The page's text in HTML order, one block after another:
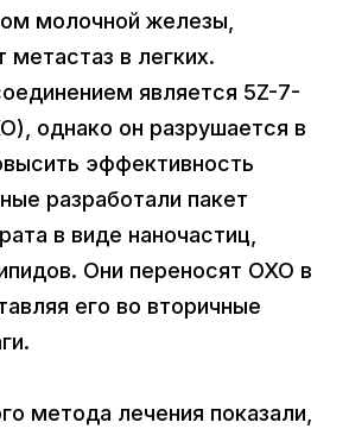
молочной железы,
в легких.
является 5Z-7-
однако он разрушается в
эффективность
разработали пакет
в виде наночастиц,
Они переносят OXO в
его во вторичные
метода лечения показали,